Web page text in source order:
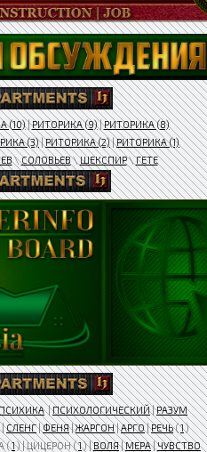
(10)|РИТОРИКА (9)|РИТОРИКА (8)
(3)|РИТОРИКА (2)|РИТОРИКА (1)
\СОЛОВЬЕВ\ШЕКСПИР\ГЕТЕ
|ПСИХОЛОГИЧЕСКИЙ|РАЗУМ
|СЛЕНГ|ФЕНЯ|ЖАРГОН|АРГО|РЕЧЬ(1)
(1) | ЦИЦЕРОН (1) |ВОЛЯ|МЕРА|ЧУВСТВО